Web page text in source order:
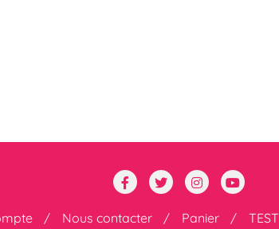
Nous contacter Panier TEST